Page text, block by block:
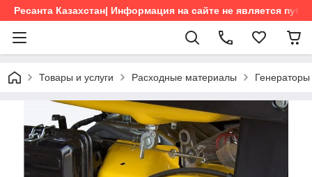
Ресанта Казахстан| Информация на сайте не является
Товары и услуги Расходные материалы Генераторы